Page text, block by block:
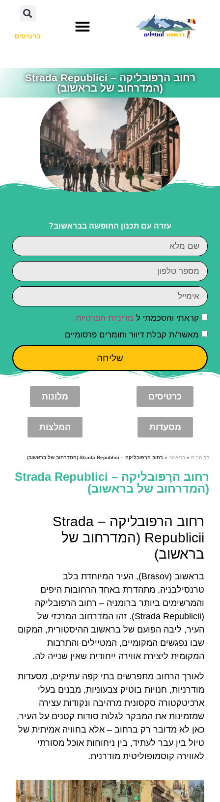
כרטיסים
רחוב הרֶפּוּבליקה – Strada Republici
(המדרחוב של בראשוב)
עזרה עם תכנון החופשה בבראשוב?
קראתי והסכמתי ל מדיניות הפרטיות
מאשר/ת קבלת דיוור וחומרים פרסומיים
שליחה
כרטיסים מלונות
מסעדות המלצות
דף הבית » בראשוב » רחוב הרֶפּוּבליקה – Strada Republici (המדרחוב של בראשוב)
רחוב הרֶפּוּבליקה – Strada Republici
(המדרחוב של בראשוב)
רחוב הרפובליקה – Strada
Republicii (המדרחוב של
בראשוב)
בראשוב (Brasov), העיר המיוחדת בלב
טרנסילבניה, מתהדרת באחד הרחובות היפים
והמרשימים ביותר ברומניה – רחוב הרפובליקה
(Strada Republicii). זהו המדרחוב המרכזי של
העיר, ליבה הפועם של בראשוב ההיסטורית, המקום
שבו נפגשים המקומיים, המטיילים והתרבות
המקומית ליצירת אווירה ייחודית שאין שנייה לה.
לאורך הרחוב מתפרשים בתי קפה עתיקים, מסעדות
מודרניות, חנויות בוטיק צבעוניות, מבנים בעלי
ארכיטקטורה סקסונית מרהיבה ונקודות עצירה
שמזמינות את המבקר לגלות סודות קטנים על העיר.
כאן לא מדובר רק ברחוב – אלא בחוויה אמיתית של
טיול בין עבר לעתיד, בין ניחוחות אוכל מסורתי
לאווירה קוסמופוליטית מודרנית.